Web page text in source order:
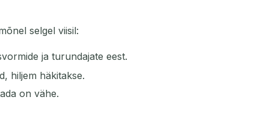
selgel viisil:
ja turundajate eest.
hiljem häkitakse.
on vähe.